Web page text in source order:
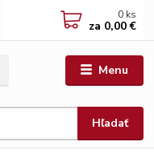
Menu
Hľadať
0 ks
za 0,00 €